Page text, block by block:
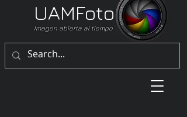
Imagen abierta al tiempo
UAMFoto